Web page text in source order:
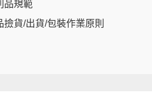
品規範
撿貨/出貨/包裝作業原則